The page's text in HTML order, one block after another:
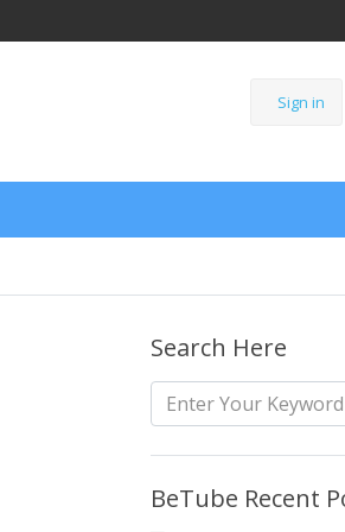
Sign in
Search Here
BeTube Recent